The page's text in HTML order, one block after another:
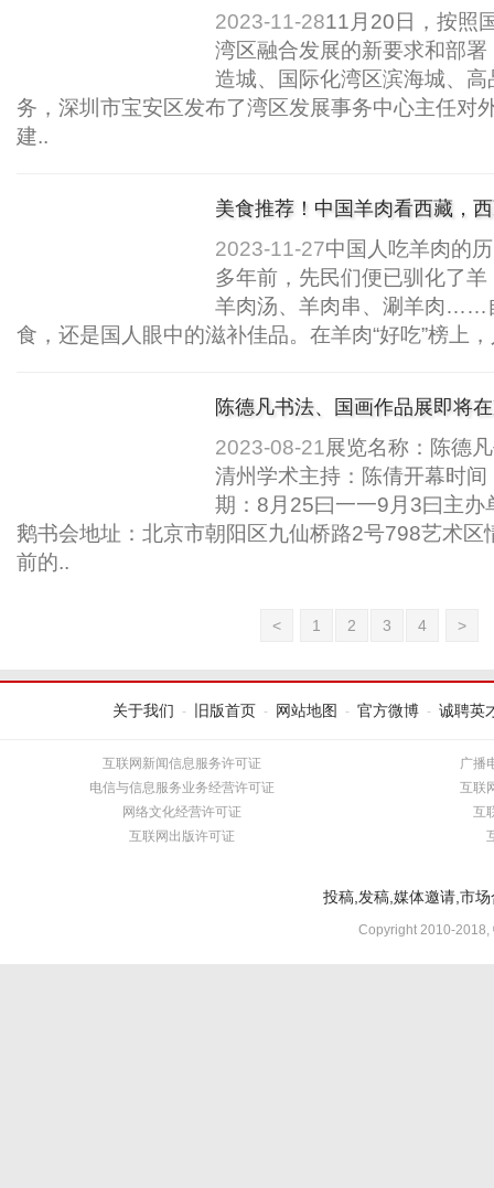
2023-11-2811月20日，按照
湾区融合发展的新要求和部
造城、国际化湾区滨海城、
务，深圳市宝安区发布了湾区发展事务中心主任对
建..
美食推荐！中国羊肉看西藏，
2023-11-27中国人吃羊肉的
多年前，先民们便已驯化了
羊肉汤、羊肉串、涮羊肉……
食，还是国人眼中的滋补佳品。在羊肉“好吃”榜上
陈德凡书法、国画作品展即将
2023-08-21展览名称：陈德
清州学术主持：陈倩开幕时
期：8月25曰一一9月3曰主
鹅书会地址：北京市朝阳区九仙桥路2号798艺术区
前的..
< 1 2 3 4 >
关于我们 - 旧版首页 - 网站地图 - 官方微博 - 诚聘英
互联网新闻信息服务许可证
电信与信息服务业务经营许可证
网络文化经营许可证
互联网出版许可证
广播
互联
互
投稿,发稿,媒体邀请,市
Copyright 2010-2018,